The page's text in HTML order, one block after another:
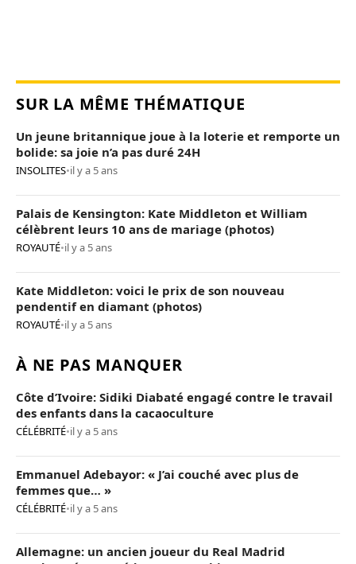
SUR LA MÊME THÉMATIQUE
Un jeune britannique joue à la loterie et remporte un
bolide: sa joie n’a pas duré 24H
INSOLITES•il y a 5 ans
Palais de Kensington: Kate Middleton et William
célèbrent leurs 10 ans de mariage (photos)
ROYAUTÉ•il y a 5 ans
Kate Middleton: voici le prix de son nouveau
pendentif en diamant (photos)
ROYAUTÉ•il y a 5 ans
À NE PAS MANQUER
Côte d’Ivoire: Sidiki Diabaté engagé contre le travail
des enfants dans la cacaoculture
CÉLÉBRITÉ•il y a 5 ans
Emmanuel Adebayor: « J’ai couché avec plus de
femmes que… »
CÉLÉBRITÉ•il y a 5 ans
Allemagne: un ancien joueur du Real Madrid